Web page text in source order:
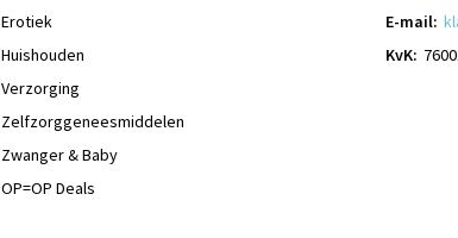
Erotiek
Huishouden
Verzorging
Zelfzorggeneesmiddelen
Zwanger & Baby
OP=OP Deals
E-mail:
KvK: